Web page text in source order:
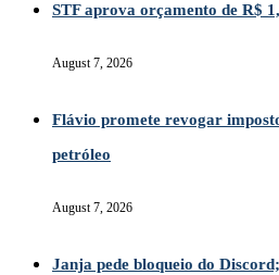
STF aprova orçamento de R$
August 7, 2026
Flávio promete revogar
petróleo
August 7, 2026
Janja pede bloqueio do